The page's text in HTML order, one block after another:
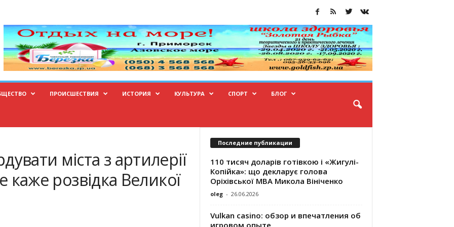
ПРОИСШЕСТВИЯ ИСТОРИЯ КУЛЬТУРА СПОРТ БЛОГ
міста з артилерії
каже розвідка Великої
Последние публикации
110 тисяч доларів готівкою і «Жигулі-
Копійка»: що декларує голова
Оріхівської МВА Микола Вініченко
oleg - 26.06.2026
Vulkan casino: обзор и впечатления об
игровом опыте